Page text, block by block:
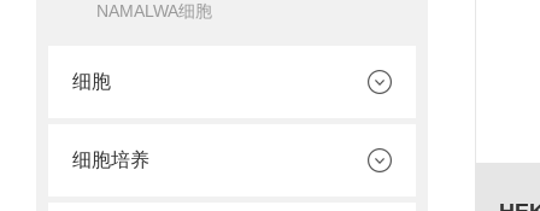
NAMALWA细胞
细胞
细胞培养